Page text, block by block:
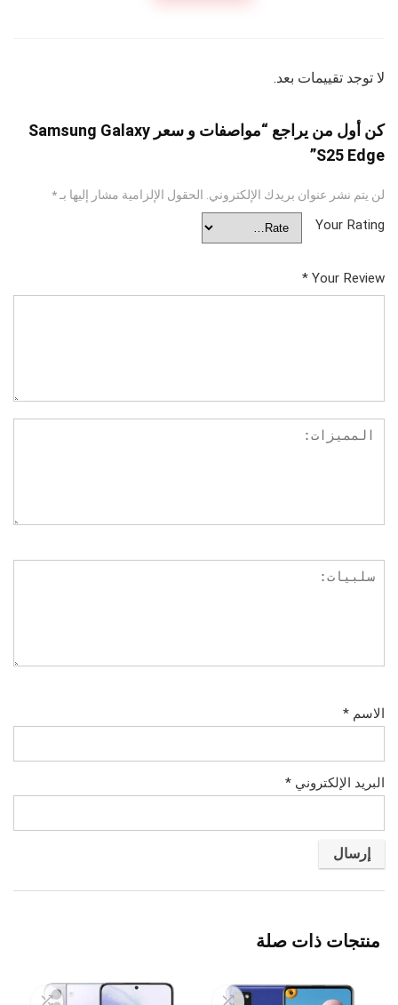
لا توجد تقييمات بعد.
كن أول من يراجع “مواصفات و سعر Samsung Galaxy
S25 Edge”
لن يتم نشر عنوان بريدك الإلكتروني. الحقول الإلزامية مشار إليها بـ*
Your Rating
Your Review
*
الاسم *
البريد الإلكتروني *
منتجات ذات صلة